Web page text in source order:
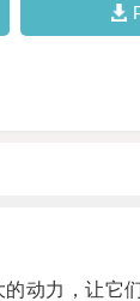
动力，让它们